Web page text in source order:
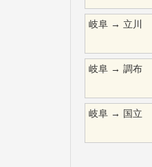
岐阜 → 立川
岐阜 → 調布
岐阜 → 国立